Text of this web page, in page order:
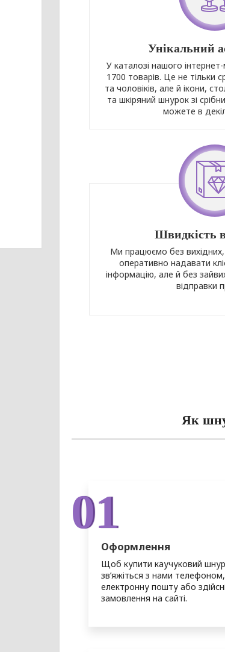
Унікальний
У каталозі нашого
1700 товарів. Це не тільки
та чоловіків, але й ікони,
та шкіряний шнурок зі
можете в
Швидкість
Ми працюємо без
оперативно надавати
інформацію, але й без
відправки
Як
01
Оформлення
Щоб купити каучуковий
зв’яжіться з нами
електронну пошту або
замовлення на сайті.